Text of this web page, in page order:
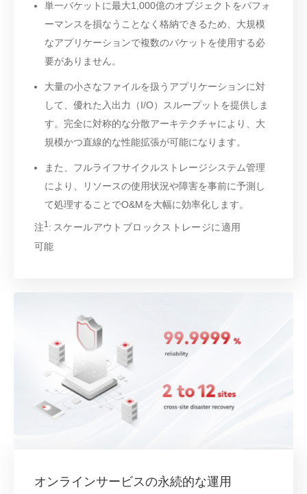
単一バケットに最大1,000億のオブジェクトをパフォ
ーマンスを損なうことなく格納できるため、大規模
なアプリケーションで複数のバケットを使用する必
要がありません。
大量の小さなファイルを扱うアプリケーションに対
して、優れた入出力（I/O）スループットを提供しま
す。完全に対称的な分散アーキテクチャにより、大
規模かつ直線的な性能拡張が可能になります。
また、フルライフサイクルストレージシステム管理
により、リソースの使用状況や障害を事前に予測し
て処理することでO&Mを大幅に効率化します。
注1 : スケールアウトブロックストレージに適用
可能
オンラインサービスの永続的な運用